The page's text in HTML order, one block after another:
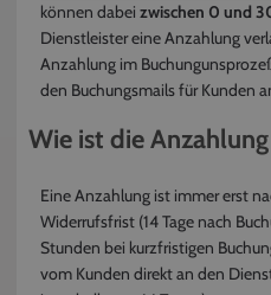
können dabeizwischen 0 und
Dienstleister eine Anzahlung
Anzahlung im
den Buchungsmails für Kunden
Wie ist die
Eine Anzahlung ist immer erst
Widerrufsfrist (14 Tage nach
Stunden bei kurzfristigen
vom Kunden direkt an den